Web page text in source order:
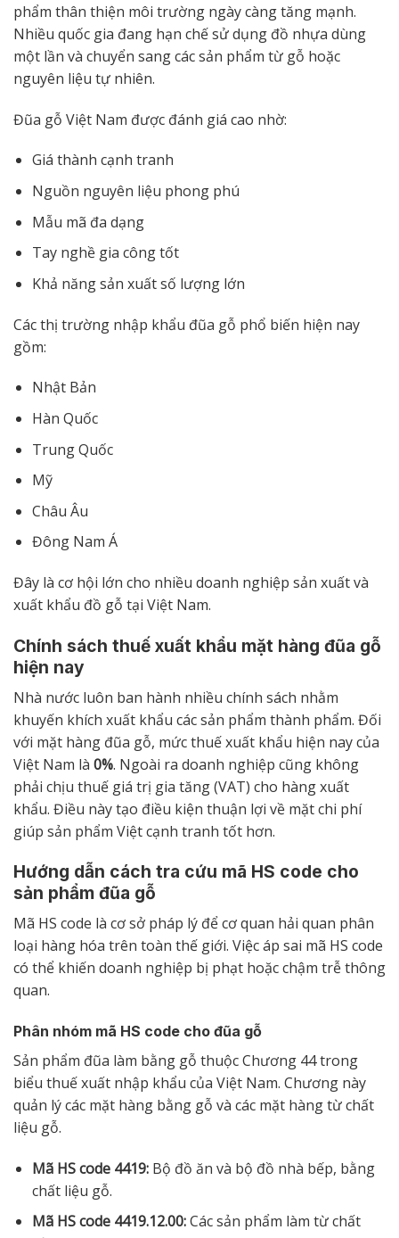
phẩm thân thiện môi trường ngày càng tăng mạnh.
Nhiều quốc gia đang hạn chế sử dụng đồ nhựa dùng
một lần và chuyển sang các sản phẩm từ gỗ hoặc
nguyên liệu tự nhiên.
Đũa gỗ Việt Nam được đánh giá cao nhờ:
Giá thành cạnh tranh
Nguồn nguyên liệu phong phú
Mẫu mã đa dạng
Tay nghề gia công tốt
Khả năng sản xuất số lượng lớn
Các thị trường nhập khẩu đũa gỗ phổ biến hiện nay
gồm:
Nhật Bản
Hàn Quốc
Trung Quốc
Mỹ
Châu Âu
Đông Nam Á
Đây là cơ hội lớn cho nhiều doanh nghiệp sản xuất và
xuất khẩu đồ gỗ tại Việt Nam.
Chính sách thuế xuất khẩu mặt hàng đũa gỗ
hiện nay
Nhà nước luôn ban hành nhiều chính sách nhằm
khuyến khích xuất khẩu các sản phẩm thành phẩm. Đối
với mặt hàng đũa gỗ, mức thuế xuất khẩu hiện nay của
Việt Nam là 0%. Ngoài ra doanh nghiệp cũng không
phải chịu thuế giá trị gia tăng (VAT) cho hàng xuất
khẩu. Điều này tạo điều kiện thuận lợi về mặt chi phí
giúp sản phẩm Việt cạnh tranh tốt hơn.
Hướng dẫn cách tra cứu mã HS code cho
sản phẩm đũa gỗ
Mã HS code là cơ sở pháp lý để cơ quan hải quan phân
loại hàng hóa trên toàn thế giới. Việc áp sai mã HS code
có thể khiến doanh nghiệp bị phạt hoặc chậm trễ thông
quan.
Phân nhóm mã HS code cho đũa gỗ
Sản phẩm đũa làm bằng gỗ thuộc Chương 44 trong
biểu thuế xuất nhập khẩu của Việt Nam. Chương này
quản lý các mặt hàng bằng gỗ và các mặt hàng từ chất
liệu gỗ.
Mã HS code 4419:Bộ đồ ăn và bộ đồ nhà bếp, bằng
chất liệu gỗ.
Mã HS code 4419.12.00:Các sản phẩm làm từ chất